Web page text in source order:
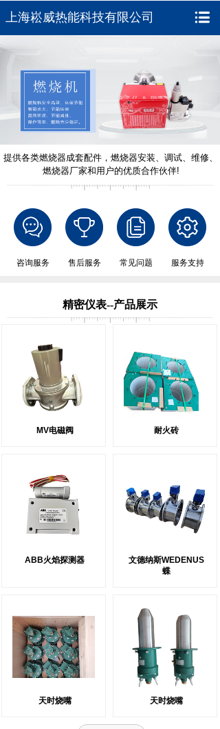
提供各类燃烧器成套配件，燃烧器安装、调试、维修、
燃烧器厂家和用户的优质合作伙伴!
售后服务 常见问题 服务支持
咨询服务
精密仪表--产品展示
MV电磁阀 耐火砖
ABB火焰探测器
文德纳斯WEDENUS
蝶
天时烧嘴 天时烧嘴
产品中心
上海崧威热能科技有限公司